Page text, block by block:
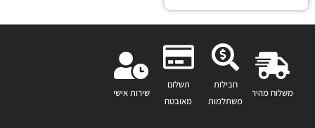
משלוח מהיר
חבילות
משתלמות
תשלום
מאובטח
שירות אישי